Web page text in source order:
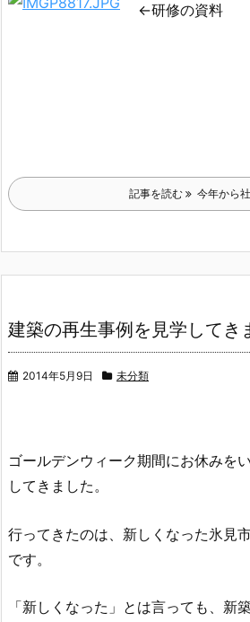
←研修の資料
記事を読む 今年から
建築の再生事例を見学してき
2014年5月9日 未分類
ゴールデンウィーク期間にお休みを
してきました。
行ってきたのは、新しくなった氷見
です。
「新しくなった」とは言っても、新